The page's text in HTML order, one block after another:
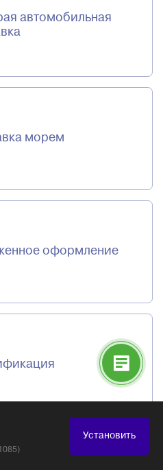
автомобильная
морем
оформление
/
Установить